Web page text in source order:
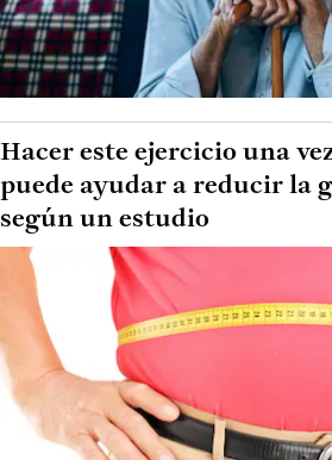
Hacer este ejercicio una
puede ayudar a reducir la
según un estudio